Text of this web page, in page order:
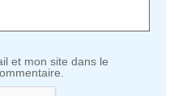
et mon site dans le